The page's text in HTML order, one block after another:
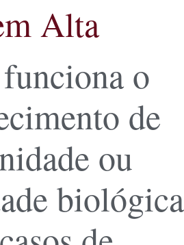
Alta
o
de
ou
biológica